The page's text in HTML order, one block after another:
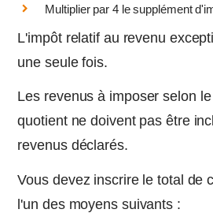
Multiplier par 4 le supplément
L'impôt relatif au revenu
une seule fois.
Les revenus à imposer selon
quotient ne doivent pas être
revenus déclarés.
Vous devez inscrire le total de
l'un des moyens suivants :